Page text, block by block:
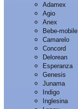
Adamex
Agio
Anex
Bebe-mobile
Camarelo
Concord
Delorean
Esperanza
Genesis
Junama
Indigo
Inglesina